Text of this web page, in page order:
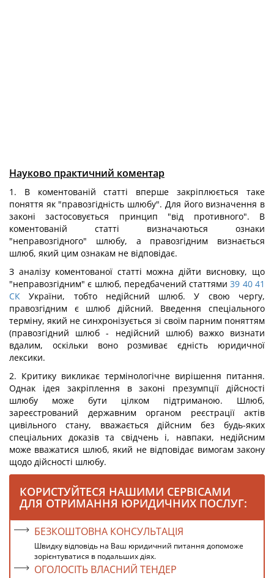
Науково практичний коментар
1. В коментованій статті вперше закріплюється таке
поняття як "правозгідність шлюбу". Для його визначення в
законі застосовується принцип "від противного". В
коментованій статті визначаються ознаки
"неправозгідного" шлюбу, а правозгідним визнається
шлюб, який цим ознакам не відповідає.
З аналізу коментованої статті можна дійти висновку, що
"неправозгідним" є шлюб, передбачений статтями 39 40 41
СК України, тобто недійсний шлюб. У свою чергу,
правозгідним є шлюб дійсний. Введення спеціального
терміну, який не синхронізується зі своїм парним поняттям
(правозгідний шлюб - недійсний шлюб) важко визнати
вдалим, оскільки воно розмиває єдність юридичної
лексики.
2. Критику викликає термінологічне вирішення питання.
Однак ідея закріплення в законі презумпції дійсності
шлюбу може бути цілком підтриманою. Шлюб,
зареєстрований державним органом реєстрації актів
цивільного стану, вважається дійсним без будь-яких
спеціальних доказів та свідчень і, навпаки, недійсним
може вважатися шлюб, який не відповідає вимогам закону
щодо дійсності шлюбу.
КОРИСТУЙТЕСЯ НАШИМИ СЕРВІСАМИ
ДЛЯ ОТРИМАННЯ ЮРИДИЧНИХ ПОСЛУГ:
БЕЗКОШТОВНА КОНСУЛЬТАЦІЯ
Швидку відповідь на Ваш юридичний питання допоможе
зорієнтуватися в подальших діях.
ОГОЛОСІТЬ ВЛАСНИЙ ТЕНДЕР